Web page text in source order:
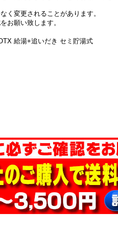
く変更されることがあります。
お願い致します。
給湯+追いだき セミ貯湯式